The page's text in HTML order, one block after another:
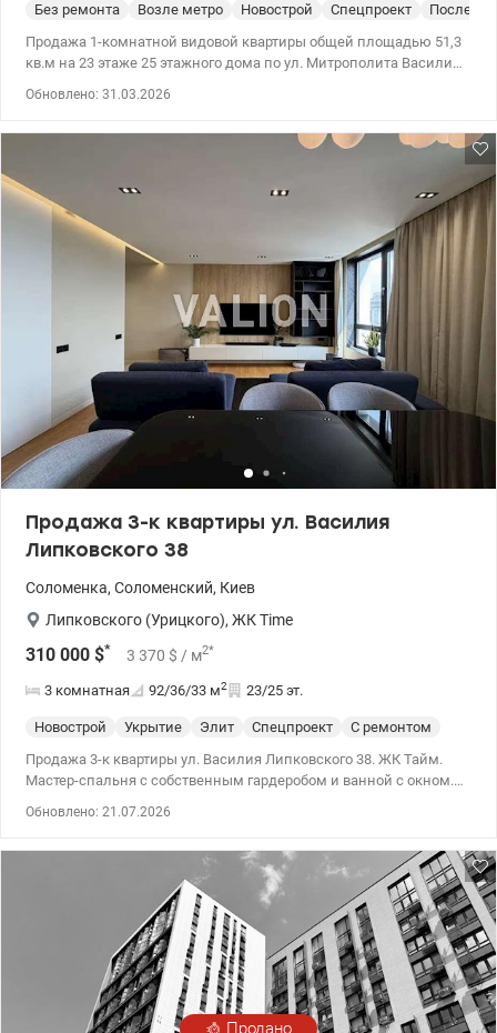
Без ремонта Возле метро Новострой Спецпроект
После
Продажа 1-комнатной видовой квартиры общей площадью 51,3
кв.м на 23 этаже 25 этажного дома по ул. Митрополита Василия
видеонаблюдением, озелененный внутренний двор со
оборудованные места отдыха. Рядом есть гимназия, детские
сады, поликлиника, школа, банки, Соломенский ландшафтный
парк; до с/м ULTRAMARKET – 1 минута пешком До станции
метро Вокзальная – 10 минут ходьбы; до центра столицы – 10
минут на авто Цена 101000у.е., 0638531421, 0685971143,
Обновлено: 31.03.2026
Продажа 3-к квартиры ул. Василия
Липковского 38
Соломенка, Соломенский, Киев
Липковского (Урицкого), ЖК Time
310 000 $* 3 370 $ / м2*
3 комнатная 92/36/33 м2 23/25 эт.
Новострой Укрытие Элит Спецпроект
С ремонтом
Продажа 3-к квартиры ул. Василия Липковского 38. ЖК Тайм.
Мастер-спальня с собственным гардеробом и ванной с окном.
Обновлено: 21.07.2026
Продано